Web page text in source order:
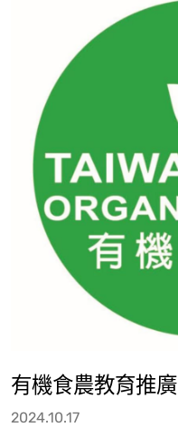
有機食農教育推
2024.10.17